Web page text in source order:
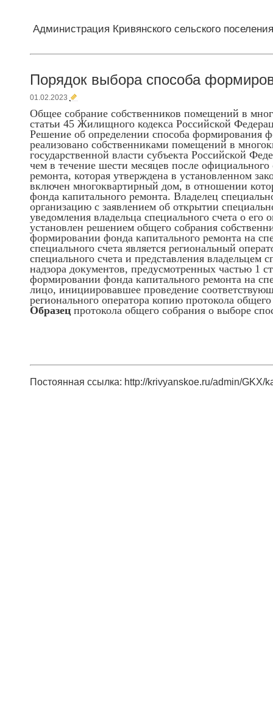
Администрация Кривянского сельского поселения
Порядок выбора способа
01.02.2023
Общее собрание собственников помещений в
статьи 45 Жилищного кодекса Российской
Решение об определении способа формирования
реализовано собственниками помещений в
государственной власти субъекта Российской
чем в течение шести месяцев после
ремонта, которая утверждена в установленном
включен многоквартирный дом, в отношении
фонда капитального ремонта. Владелец
организацию с заявлением об открытии
уведомления владельца специального счета о его
установлен решением общего собрания
формировании фонда капитального ремонта на
специального счета является региональный
специального счета и представления владельцем
надзора документов, предусмотренных частью 1
формировании фонда капитального ремонта на
лицо, инициировавшее проведение
регионального оператора копию протокола
Образец протокола общего собрания о выборе
Постоянная ссылка: http://krivyanskoe.ru/admin/GKX/